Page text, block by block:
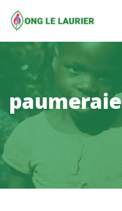
content
paumeraie